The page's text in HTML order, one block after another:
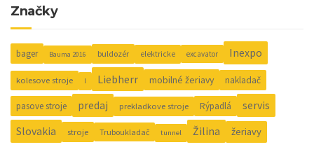
Značky
bager Bauma 2016 buldozér elektricke excavator Inexpo
kolesove stroje l Liebherr mobilné žeriavy nakladač
pasove stroje predaj prekladkove stroje Rýpadlá servis
Slovakia stroje Truboukladač tunnel Žilina žeriavy